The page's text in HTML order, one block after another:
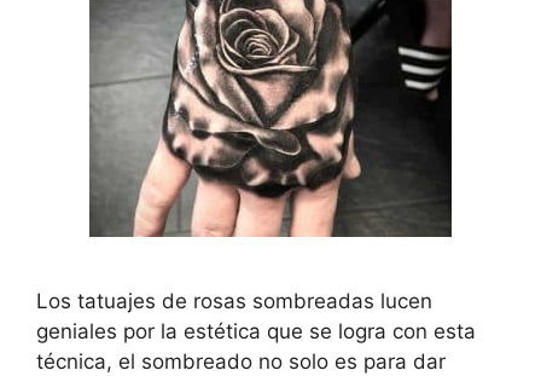
Los tatuajes de rosas sombreadas lucen
geniales por la estética que se logra con esta
técnica, el sombreado no solo es para dar